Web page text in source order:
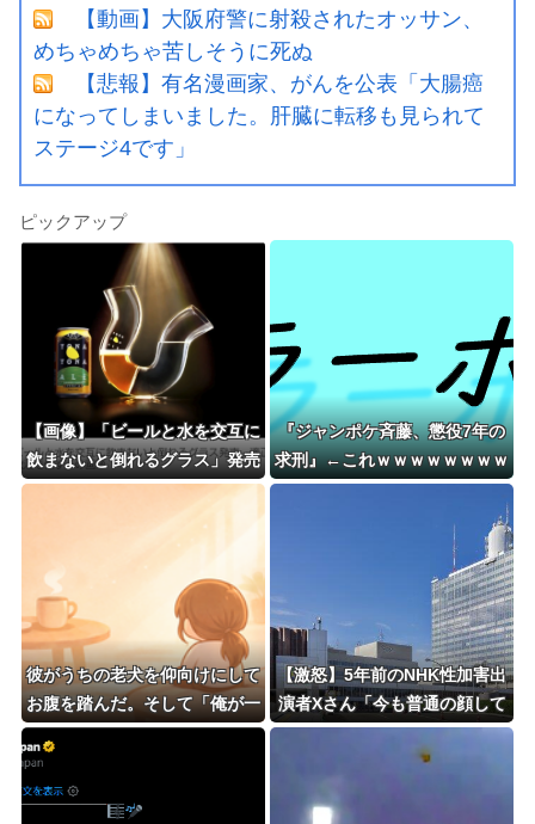
【動画】大阪府警に射殺されたオッサン、
めちゃめちゃ苦しそうに死ぬ
【悲報】有名漫画家、がんを公表「大腸癌
になってしまいました。肝臓に転移も見られて
ステージ4です」
ピックアップ
【画像】「ビールと水を交互に
飲まないと倒れるグラス」発売
『ジャンポケ斉藤、懲役7年の
求刑』←これｗｗｗｗｗｗｗｗ
ｗｗｗｗｗｗｗｗｗｗ
彼がうちの老犬を仰向けにして
お腹を踏んだ。そして「俺が一
番偉いってわかって、おとなし
【激怒】5年前のNHK性加害出
演者Xさん「今も普通の顔して
芸能活動して
る」・・・・・・・・・